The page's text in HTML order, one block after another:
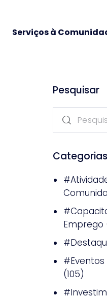
Serviços à
Pesquisar
Categorias
Emprego
(105)